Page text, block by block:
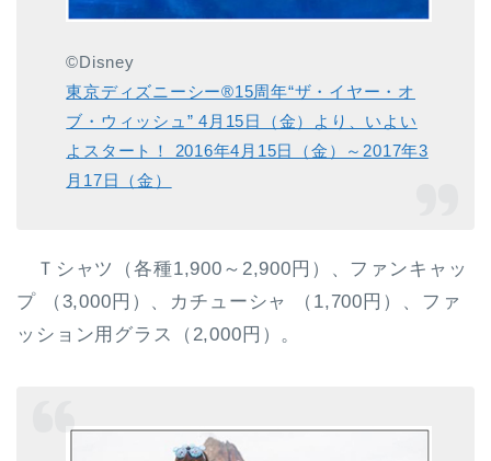
©Disney
東京ディズニーシー®15周年“ザ・イヤー・オ
ブ・ウィッシュ” 4月15日（金）より、いよい
よスタート！ 2016年4月15日（金）～2017年3
月17日（金）
Ｔシャツ（各種1,900～2,900円）、ファンキャッ
プ （3,000円）、カチューシャ （1,700円）、ファ
ッション用グラス（2,000円）。